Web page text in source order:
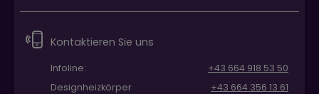
Kontaktieren Sie uns
Infoline:
+43 664 918 53 50
Designheizkörper
+43 664 356 13 61